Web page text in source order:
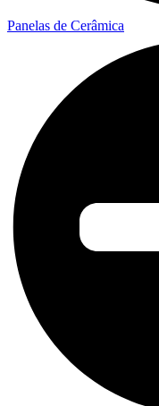
Panelas de Cerâmica